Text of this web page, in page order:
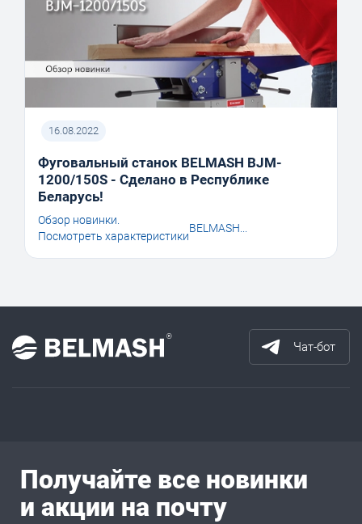
16.08.2022
Фуговальный станок BELMASH BJM-
1200/150S - Сделано в Республике
Беларусь!
Обзор новинки.
Посмотреть характеристики
BELMASH...
Чат-бот
Получайте все новинки
и акции на почту